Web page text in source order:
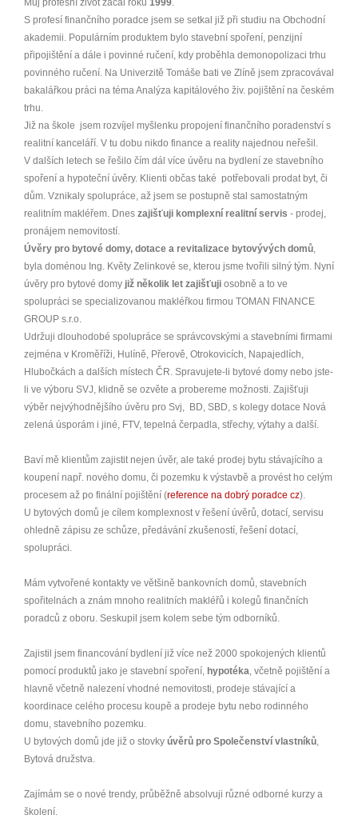
S profesí finančního poradce jsem se setkal již při studiu na Obchodní
akademii. Populárním produktem bylo stavební spoření, penzijní
připojištění a dále i povinné ručení, kdy proběhla demonopolizaci trhu
povinného ručení. Na Univerzitě Tomáše bati ve Zlíně jsem zpracovával
bakalářkou práci na téma Analýza kapitálového živ. pojištění na českém
trhu.
Již na škole jsem rozvíjel myšlenku propojení finančního poradenství s
realitní kanceláří. V tu dobu nikdo finance a reality najednou neřešil.
V dalších letech se řešilo čím dál více úvěru na bydlení ze stavebního
spoření a hypoteční úvěry. Klienti občas také potřebovali prodat byt, či
dům. Vznikaly spolupráce, až jsem se postupně stal samostatným
realitním makléřem. Dnes zajišťuji komplexní realitní servis - prodej,
pronájem nemovitostí.
Úvěry pro bytové domy, dotace a revitalizace bytovývých domů
byla doménou Ing. Květy Zelinkové se, kterou jsme tvořili silný tým. Nyní
úvěry pro bytové domy již několik let zajišťuji osobně a to ve
spolupráci se specializovanou makléřkou firmou TOMAN FINANCE
GROUP s.r.o.
Udržuji dlouhodobé spolupráce se správcovskými a stavebními firmami
zejména v Kroměříži, Hulíně, Přerově, Otrokovicích, Napajedlích,
Hlubočkách a dalších místech ČR. Spravujete-li bytové domy nebo jste-
li ve výboru SVJ, klidně se ozvěte a probereme možnosti. Zajišťuji
výběr nejvýhodnějšího úvěru pro Svj, BD, SBD, s kolegy dotace Nová
zelená úsporám i jiné, FTV, tepelná čerpadla, střechy, výtahy a další.
Baví mě klientům zajistit nejen úvěr, ale také prodej bytu stávajícího a
koupení např. nového domu, či pozemku k výstavbě a provést ho celým
procesem až po finální pojištění (reference na dobrý poradce cz).
U bytových domů je cílem komplexnost v řešení úvěrů, dotací, servisu
ohledně zápisu ze schůze, předávání zkušeností, řešení dotací,
spolupráci.
Mám vytvořené kontakty ve většině bankovních domů, stavebních
spořitelnách a znám mnoho realitních makléřů i kolegů finančních
poradců z oboru. Seskupil jsem kolem sebe tým odborníků.
Zajistil jsem financování bydlení již více než 2000 spokojených klientů
pomocí produktů jako je stavební spoření, hypotéka , včetně pojištění a
hlavně včetně nalezení vhodné nemovitosti, prodeje stávající a
koordinace celého procesu koupě a prodeje bytu nebo rodinného
domu, stavebního pozemku.
U bytových domů jde již o stovky úvěrů pro Společenství vlastníků
Bytová družstva.
Zajímám se o nové trendy, průběžně absolvuji různé odborné kurzy a
školení.